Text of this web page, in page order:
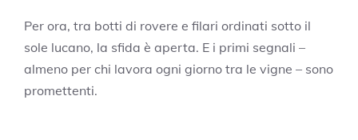
Per ora, tra botti di rovere e filari ordinati sotto il
sole lucano, la sfida è aperta. E i primi segnali –
almeno per chi lavora ogni giorno tra le vigne – sono
promettenti.